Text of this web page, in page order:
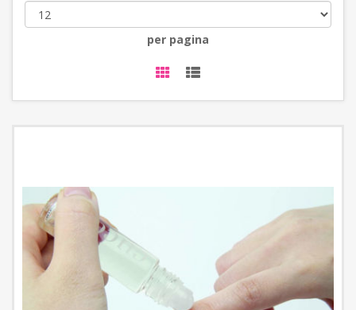
per pagina